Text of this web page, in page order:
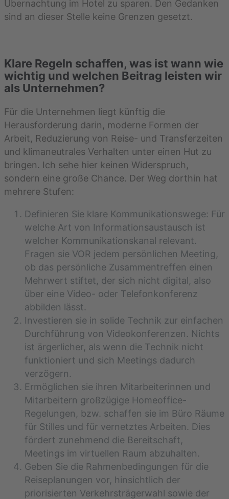
Übernachtung im Hotel zu sparen. Den Gedanken
sind an dieser Stelle keine Grenzen gesetzt.
Klare Regeln schaffen, was ist wann wie
wichtig und welchen Beitrag leisten wir
als Unternehmen?
Für die Unternehmen liegt künftig die
Herausforderung darin, moderne Formen der
Arbeit, Reduzierung von Reise- und Transferzeiten
und klimaneutrales Verhalten unter einen Hut zu
bringen. Ich sehe hier keinen Widerspruch,
sondern eine große Chance. Der Weg dorthin hat
mehrere Stufen:
Definieren Sie klare Kommunikationswege: Für
welche Art von Informationsaustausch ist
welcher Kommunikationskanal relevant.
Fragen sie VOR jedem persönlichen Meeting,
ob das persönliche Zusammentreffen einen
Mehrwert stiftet, der sich nicht digital, also
über eine Video- oder Telefonkonferenz
abbilden lässt.
Investieren sie in solide Technik zur einfachen
Durchführung von Videokonferenzen. Nichts
ist ärgerlicher, als wenn die Technik nicht
funktioniert und sich Meetings dadurch
verzögern.
Ermöglichen sie ihren Mitarbeiterinnen und
Mitarbeitern großzügige Homeoffice-
Regelungen, bzw. schaffen sie im Büro Räume
für Stilles und für vernetztes Arbeiten. Dies
fördert zunehmend die Bereitschaft,
Meetings im virtuellen Raum abzuhalten.
Geben Sie die Rahmenbedingungen für die
Reiseplanungen vor, hinsichtlich der
priorisierten Verkehrsträgerwahl sowie der